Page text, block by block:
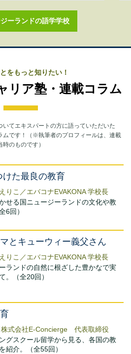
ーランドの語学学校
をもっと知りたい！
リア塾・連載コラム
いてエキスパートの方に語っていただいた
ムです！（※執筆者のプロフィールは、連載
時のものです）
けた最良の教育
りこ／エバコナEVAKONA 学校長
せる国ニュージーランドの文化や教
6回）
とキューウィー義父さん
りこ／エバコナEVAKONA 学校長
ランドの自然に根ざした豊かなで実
。（全20回）
株式会社E-Concierge 代表取締役
グスクール留学から見る、各国の教
紹介。（全55回）